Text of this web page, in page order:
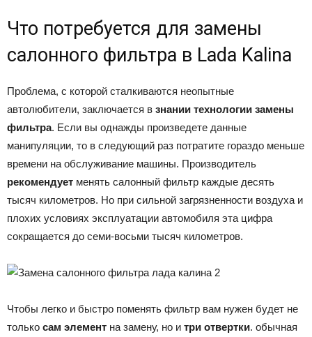
Что потребуется для замены
салонного фильтра в Lada Kalina
Проблема, с которой сталкиваются неопытные
автолюбители, заключается в знании технологии замены
фильтра. Если вы однажды произведете данные
манипуляции, то в следующий раз потратите гораздо меньше
времени на обслуживание машины. Производитель
рекомендует менять салонный фильтр каждые десять
тысяч километров. Но при сильной загрязненности воздуха и
плохих условиях эксплуатации автомобиля эта цифра
сокращается до семи-восьми тысяч километров.
Чтобы легко и быстро поменять фильтр вам нужен будет не
только сам элемент на замену, но и три отвертки. обычная